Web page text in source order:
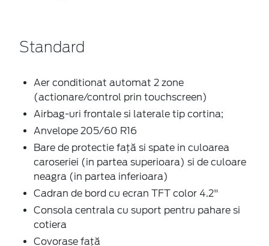
Standard
Aer conditionat automat 2 zone
(actionare/control prin touchscreen)
Airbag-uri frontale si laterale tip cortina;
Anvelope 205/60 R16
Bare de protectie față si spate in culoarea
caroseriei (in partea superioara) si de culoare
neagra (in partea inferioara)
Cadran de bord cu ecran TFT color 4.2"
Consola centrala cu suport pentru pahare si
cotiera
Covorase față